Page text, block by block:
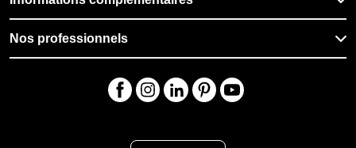
Nos professionnels